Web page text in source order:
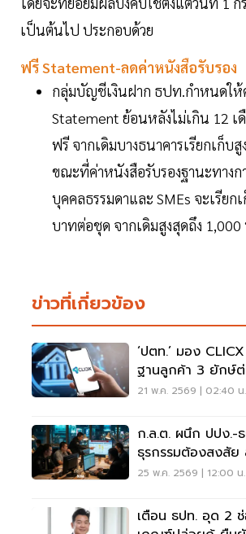
เป็นต้นไป ประกอบด้วย
ฟรี Statement-ลดค่าหนังสือรับรอง
กลุ่มบัญชีเงินฝาก ธปท.กำหนดให้
Statement ย้อนหลังไม่เกิน 12 เ
ฟรี จากเดิมบางธนาคารเรียกเก็บ
ขณะที่ค่าหนังสือรับรองฐานะทางก
บุคคลธรรมดาและ SMEs จะเรียก
บาทต่อชุด จากเดิมสูงสุดถึง 1,000
ข่าวที่เกี่ยวข้อง
‘ปตท.’ มอง
ฐานลูกค้า 3 ยักษ์
เงิน
21 พ.ค. 2569 | 02:40 น.
ก.ล.ต. ผนึก ปปง.-
ธุรกรรมต้องสงสัย
คอลเซ็นเตอร์
25 พ.ค. 2569 | 12:00 น.
เตือน ธปท. อุด 2